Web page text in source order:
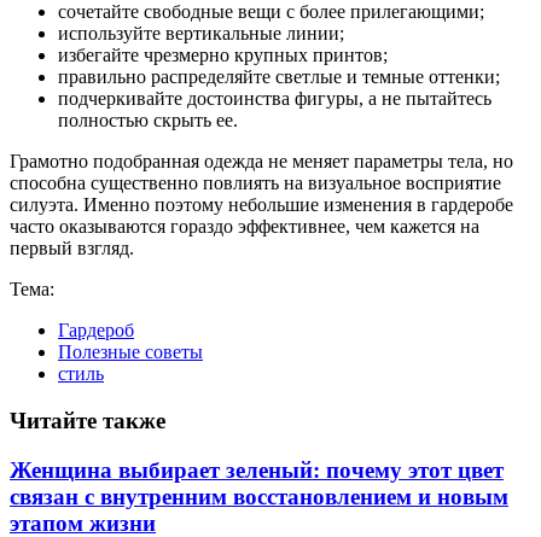
сочетайте свободные вещи с более прилегающими;
используйте вертикальные линии;
избегайте чрезмерно крупных принтов;
правильно распределяйте светлые и темные оттенки;
подчеркивайте достоинства фигуры, а не пытайтесь
полностью скрыть ее.
Грамотно подобранная одежда не меняет параметры тела, но
способна существенно повлиять на визуальное восприятие
силуэта. Именно поэтому небольшие изменения в гардеробе
часто оказываются гораздо эффективнее, чем кажется на
первый взгляд.
Тема:
Гардероб
Полезные советы
стиль
Читайте также
Женщина выбирает зеленый: почему этот цвет
связан с внутренним восстановлением и новым
этапом жизни